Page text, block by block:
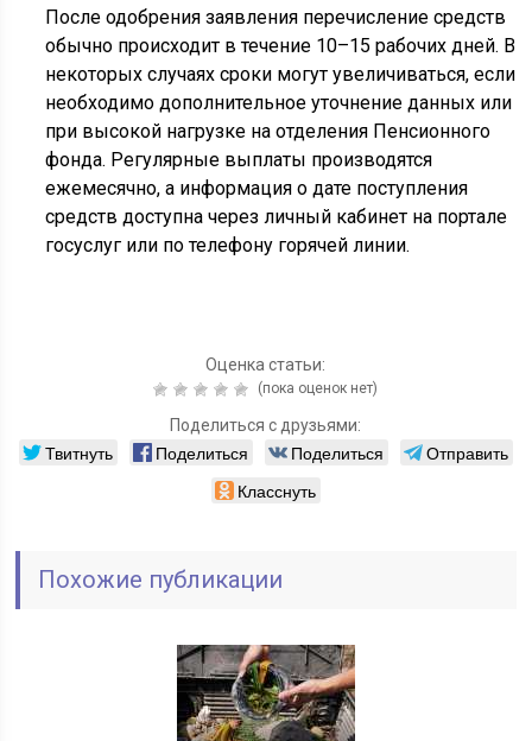
После одобрения заявления перечисление средств
обычно происходит в течение 10–15 рабочих дней. В
некоторых случаях сроки могут увеличиваться, если
необходимо дополнительное уточнение данных или
при высокой нагрузке на отделения Пенсионного
фонда. Регулярные выплаты производятся
ежемесячно, а информация о дате поступления
средств доступна через личный кабинет на портале
госуслуг или по телефону горячей линии.
Оценка статьи:
(пока оценок нет)
Поделиться с друзьями:
Твитнуть Поделиться Поделиться
Отправить
Класснуть
Похожие публикации